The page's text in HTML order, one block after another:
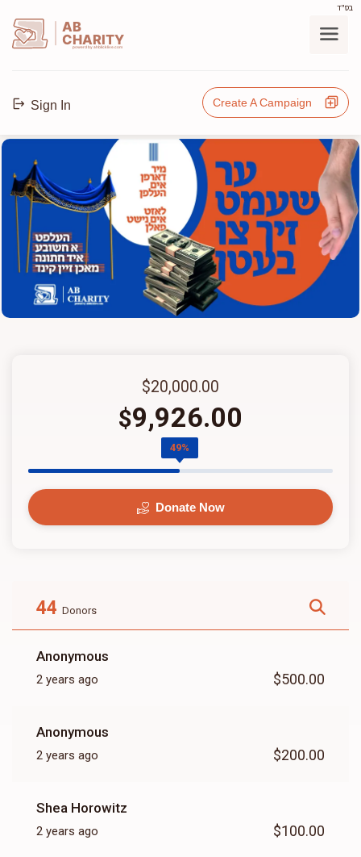
בס"ד
AB
CHARITY
powerd by ahblicklive.com
Sign In Create A Campaign
$20,000.00
$9,926.00
49%
Donate Now
44 Donors
Anonymous
2 years ago $500.00
Anonymous
2 years ago $200.00
Shea Horowitz
2 years ago $100.00